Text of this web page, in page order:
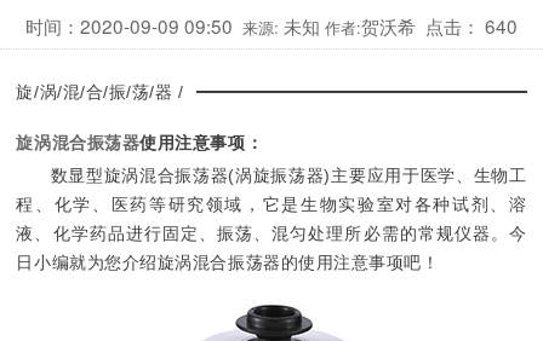
时间：2020-09-09 09:50 来源: 未知 作者:贺沃希 点击： 640
旋/涡/混/合/振/荡/器 /
旋涡混合振荡器使用注意事项：
数显型旋涡混合振荡器(涡旋振荡器)主要应用于医学、生物工
程、化学、医药等研究领域，它是生物实验室对各种试剂、溶
液、化学药品进行固定、振荡、混匀处理所必需的常规仪器。今
日小编就为您介绍旋涡混合振荡器的使用注意事项吧！